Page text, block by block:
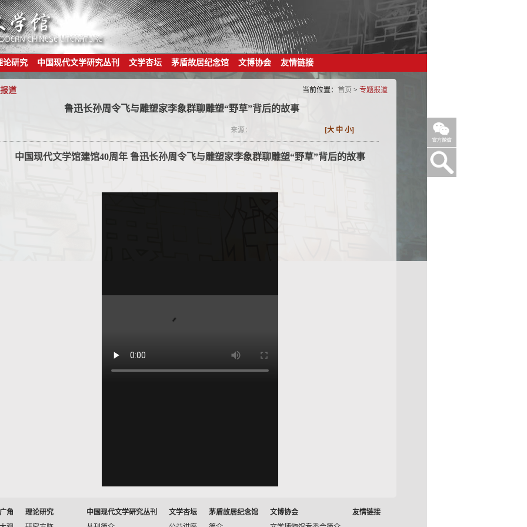
论研究 中国现代文学研究丛刊 文学杏坛 茅盾故居纪念馆 文博协会 友情链接
道 当前位置： 首页 > 专题报道
鲁迅长孙周令飞与雕塑家李象群聊雕塑“野草”背后的故事
来源： [大 中 小]
中国现代文学馆建馆40周年 鲁迅长孙周令飞与雕塑家李象群聊雕塑“野草”背后的故事
角
理论研究
中国现代文学研究丛刊
文学杏坛
茅盾故居纪念馆
文博协会
友情链接